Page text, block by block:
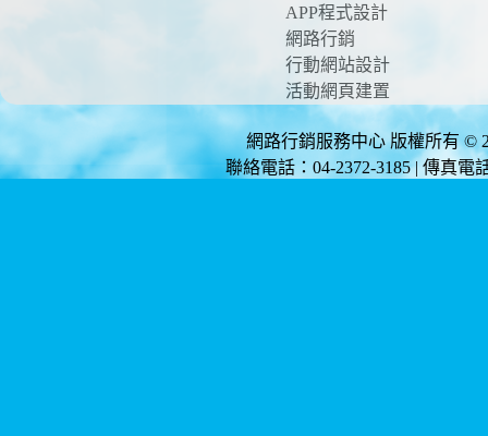
APP程式設計
網路行銷
行動網站設計
活動網頁建置
網路行銷服務中心 版權所有 ©
聯絡電話：04-2372-3185 | 傳真電